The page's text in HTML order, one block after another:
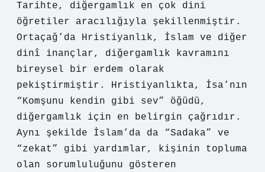
Tarihte, diğergamlık en çok dini
öğretiler aracılığıyla şekillenmiştir.
Ortaçağ’da Hristiyanlık, İslam ve diğer
dinî inançlar, diğergamlık kavramını
bireysel bir erdem olarak
pekiştirmiştir. Hristiyanlıkta, İsa’nın
“Komşunu kendin gibi sev” öğüdü,
diğergamlık için en belirgin çağrıdır.
Aynı şekilde İslam’da da “Sadaka” ve
“zekat” gibi yardımlar, kişinin topluma
olan sorumluluğunu gösteren